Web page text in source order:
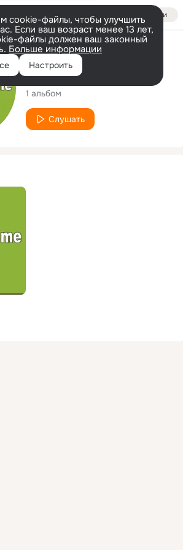
Войти
cookie-файлы, чтобы улучшить
Если ваш возраст менее 13 лет,
файлы должен ваш законный
Больше информации
Настроить
Исполнитель
Miles Holden
1 альбом
Слушать